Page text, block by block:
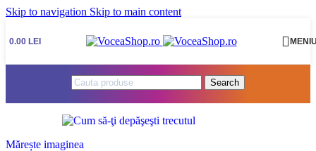
Skip to navigation Skip to main content
0.00 LEI
Search
Mărește imaginea